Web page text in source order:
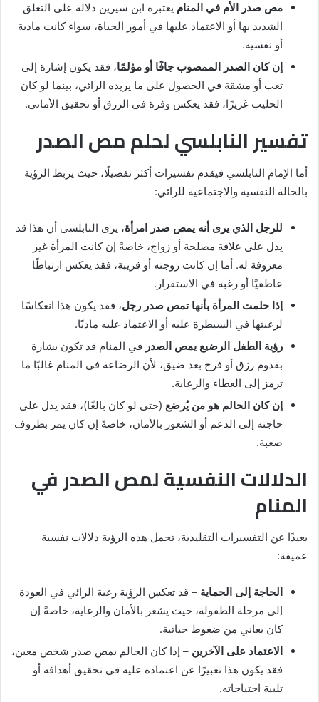
مص صدر الأم في المنام يعتبره ابن سيرين دلالة على التعلق
الشديد بها أو الاعتماد عليها في أمور الحياة، سواء كانت مادية
أو نفسية.
إن كان الصدر الممصوب جافًا أو مؤلمًا، فقد يكون إشارة إلى
تعب أو مشقة في الحصول على ما يريده الرائي، بينما لو كان
الحليب غزيرًا، فقد يعكس وفرة في الرزق أو تحقيق الأماني.
تفسير النابلسي لحلم مص الصدر
أما الإمام النابلسي فيقدم تفسيرات أكثر تفصيلًا، حيث يربط الرؤية
بالحالة النفسية والاجتماعية للرائي:
للرجل الذي يرى أنه يمص صدر امرأة، يرى النابلسي أن هذا قد
يدل على علاقة مصلحة أو زواج، خاصةً إن كانت المرأة غير
معروفة له. أما إن كانت زوجته أو قريبة، فقد يعكس ارتباطًا
عاطفيًا أو رغبة في الاستقرار.
إذا حلمت المرأة بأنها تمص صدر رجل، فقد يكون هذا انعكاسًا
لرغبتها في السيطرة عليه أو الاعتماد عليه ماديًا.
رؤية الطفل الرضيع يمص الصدر في المنام قد تكون بشارة
بقدوم رزق أو فرج بعد ضيق، لأن الرضاعة في المنام غالبًا ما
ترمز إلى العطاء والرعاية.
إن كان الحالم هو من يُرضع (حتى لو كان بالغًا)، فقد يدل على
حاجته إلى الدعم أو الشعور بالأمان، خاصةً إن كان يمر بظروف
صعبة.
الدلالات النفسية لمص الصدر في
المنام
بعيدًا عن التفسيرات التقليدية، تحمل هذه الرؤية دلالات نفسية
عميقة:
الحاجة إلى الحماية – قد تعكس الرؤية رغبة الرائي في العودة
إلى مرحلة الطفولة، حيث يشعر بالأمان والرعاية، خاصةً إن
كان يعاني من ضغوط حياتية.
الاعتماد على الآخرين – إذا كان الحالم يمص صدر شخص معين،
فقد يكون هذا تعبيرًا عن اعتماده عليه في تحقيق أهدافه أو
تلبية احتياجاته.